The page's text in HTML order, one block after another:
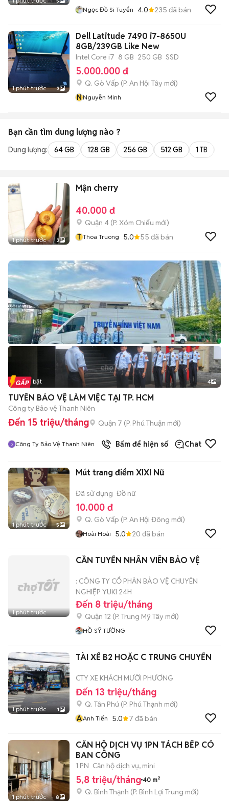
Ngọc Đồ Si Tuyển 4.0 235 đã bán
1 phút trước 3
Dell Latitude 7490 i7-8650U
8GB/239GB Like New
Intel Core i7 8 GB 250 GB SSD
5.000.000 đ
Q. Gò Vấp (P. An Hội Tây mới)
NNguyễn Minh
Bạn cần tìm dung lượng nào ?
Dung lượng: 64 GB 128 GB 256 GB 512 GB 1 TB
1 phút trước 3
Mận cherry
40.000 đ
Quận 4 (P. Xóm Chiếu mới)
T Thoa Truong 5.0 55 đã bán
Tin nổi bật 4
TUYỂN BẢO VỆ LÀM VIỆC TẠI TP. HCM
Công ty Bảo vệ Thanh Niên
Đến 15 triệu/tháng Quận 7 (P. Phú Thuận mới)
Công Ty Bảo Vệ Thanh Niên Bấm để hiện số Chat
1 phút trước 5
Mút trang điểm XIXI Nữ
Đã sử dụng Đồ nữ
10.000 đ
Q. Gò Vấp (P. An Hội Đông mới)
Hoài Hoài 5.0 20 đã bán
1 phút trước
CẦN TUYỂN NHÂN VIÊN BẢO VỆ
: CÔNG TY CỔ PHÂN BẢO VỆ CHUYÊN
NGHIỆP YUKI 24H
Đến 8 triệu/tháng
Quận 12 (P. Trung Mỹ Tây mới)
HỒ SỸ TƯỜNG
1 phút trước 1
TÀI XẾ B2 HOẶC C TRUNG CHUYỂN
CTY XE KHÁCH MƯỜI PHƯƠNG
Đến 13 triệu/tháng
Q. Tân Phú (P. Phú Thạnh mới)
AAnh Tiến 5.0 7 đã bán
1 phút trước 8
CĂN HỘ DỊCH VỤ 1PN TÁCH BẾP CÓ
BAN CÔNG
1 PN Căn hộ dịch vụ, mini
5,8 triệu/tháng 40 m²
Q. Bình Thạnh (P. Bình Lợi Trung mới)